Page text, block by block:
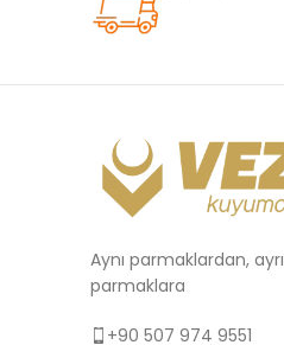
Aynı parmaklardan, ayrı
parmaklara
+90 507 974 9551